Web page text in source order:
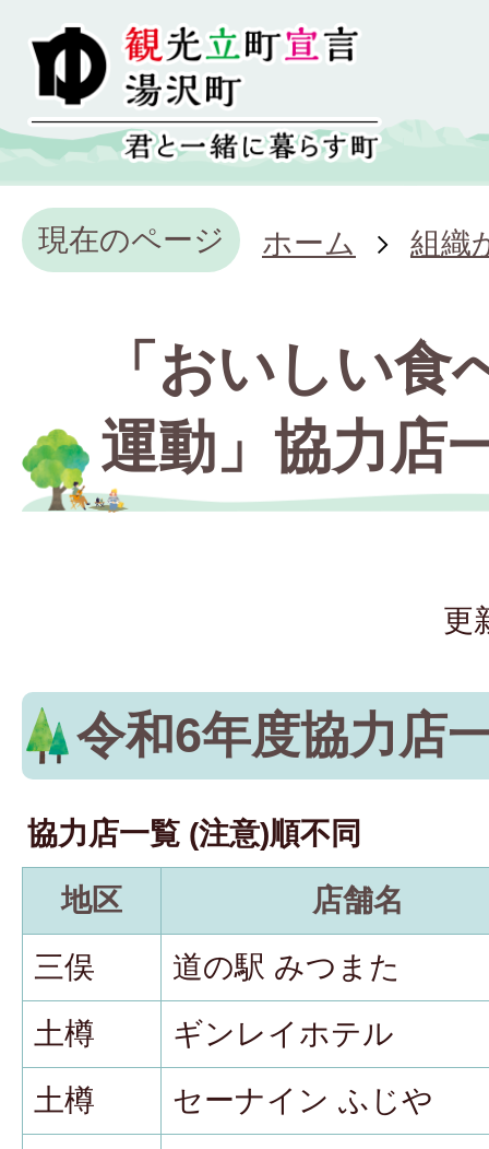
現在のページ ホーム 組織
「おいしい食
運動」協力店
更
令和6年度協力店
協力店一覧 (注意)順不同
地区
店舗名
三俣
道の駅 みつまた
土樽
ギンレイホテル
土樽
セーナイン ふじや